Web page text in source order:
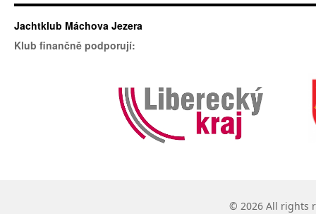
sezóna
Jachtklub Máchova Jezera
Klub finančně podporují:
© 2026 All rights